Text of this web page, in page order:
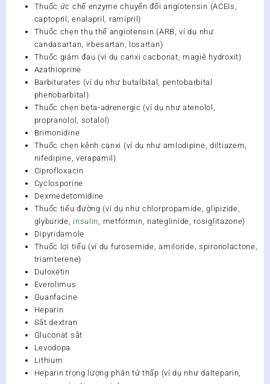
Thuốc ức chế enzyme chuyển đổi angiotensin (ACEIs,
captopril, enalapril, ramipril)
Thuốc chẹn thụ thể angiotensin (ARB, ví dụ như
candasartan, irbesartan, losartan)
Thuốc giảm đau (ví dụ canxi cacbonat, magiê hydroxit)
Azathioprine
Barbiturates (ví dụ như butalbital, pentobarbital
phenobarbital)
Thuốc chẹn beta-adrenergic (ví dụ như atenolol,
propranolol, sotalol)
Brimonidine
Thuốc chẹn kênh canxi (ví dụ như amlodipine, diltiazem,
nifedipine, verapamil)
Ciprofloxacin
Cyclosporine
Dexmedetomidine
Thuốc tiểu đường (ví dụ như chlorpropamide, glipizide,
glyburide, insulin, metformin, nateglinide, rosiglitazone)
Dipyridamole
Thuốc lợi tiểu (ví dụ furosemide, amiloride, spironolactone,
triamterene)
Duloxetin
Everolimus
Guanfacine
Heparin
Sắt dextran
Gluconat sắt
Levodopa
Lithium
Heparin trọng lượng phân tử thấp (ví dụ như dalteparin,